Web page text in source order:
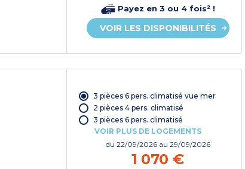
Payez en 3 ou 4 fois² !
VOIR LES DISPONIBILITÉS
3 pièces 6 pers. climatisé vue mer
2 pièces 4 pers. climatisé
3 pièces 6 pers. climatisé
VOIR PLUS DE LOGEMENTS
du22/09/2026 au 29/09/2026
1 070 €